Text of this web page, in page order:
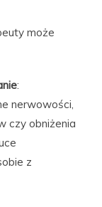
może
:
nerwowości,
czy obniżenia
z